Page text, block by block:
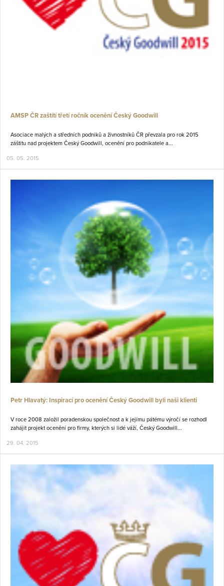
AMSP ČR zaštítí třetí ročník ocenění Český Goodwill
Asociace malých a středních podniků a živnostníků ČR převzala pro rok 2015
záštitu nad projektem Český Goodwill, ocenění pro podnikatele a...
05. 05. 2015
Petr Hlavatý: Inspirací pro ocenění Český Goodwill byli naši klienti
V roce 2008 založil poradenskou společnost a k jejímu pátému výročí se rozhodl
zahájit projekt ocenění pro firmy, kterých si lidé váží, Český Goodwill...
29. 04. 2015